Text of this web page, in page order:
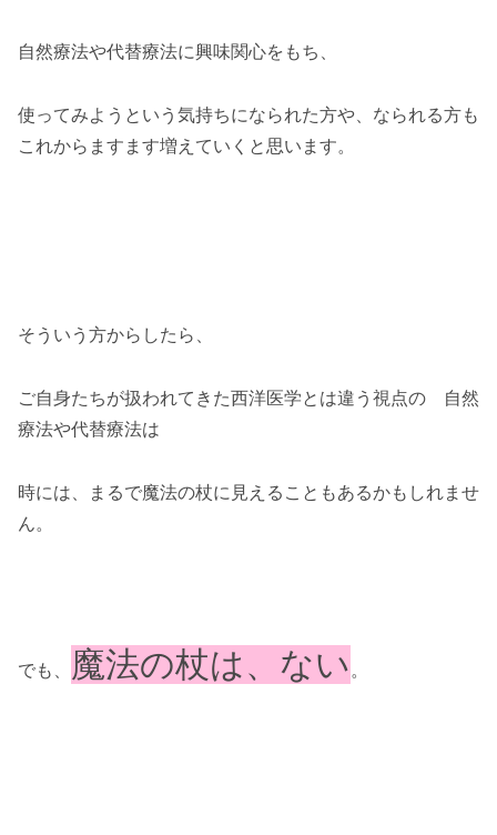
自然療法や代替療法に興味関心をもち、
使ってみようという気持ちになられた方や、なられる方も
これからますます増えていくと思います。
そういう方からしたら、
ご自身たちが扱われてきた西洋医学とは違う視点の 自然
療法や代替療法は
時には、まるで魔法の杖に見えることもあるかもしれませ
ん。
でも、 魔法の杖は、ない 。